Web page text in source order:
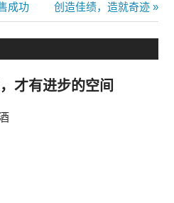
成功
Next
Post:
创造佳绩，造就奇迹
才有进步的空间